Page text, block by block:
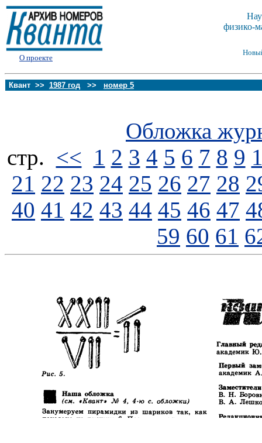
О проекте
физико-
Квант >> 1987 год >> номер 5
Обложка
стp. << 1 2 3 4 5 6 7 8 9
21 22 23 24 25 26 27 28
40 41 42 43 44 45 46 47
59 60 61